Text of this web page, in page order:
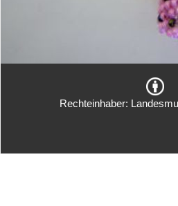
Rechteinhaber: